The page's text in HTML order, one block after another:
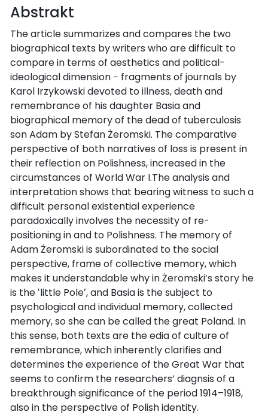
Abstrakt
The article summarizes and compares the two
biographical texts by writers who are difficult to
compare in terms of aesthetics and political-
ideological dimension − fragments of journals by
Karol Irzykowski devoted to illness, death and
remembrance of his daughter Basia and
biographical memory of the dead of tuberculosis
son Adam by Stefan Żeromski. The comparative
perspective of both narratives of loss is present in
their reflection on Polishness, increased in the
circumstances of World War I.The analysis and
interpretation shows that bearing witness to such a
difficult personal existential experience
paradoxically involves the necessity of re-
positioning in and to Polishness. The memory of
Adam Żeromski is subordinated to the social
perspective, frame of collective memory, which
makes it understandable why in Żeromski’s story he
is the ‛little Poleʼ, and Basia is the subject to
psychological and individual memory, collected
memory, so she can be called the great Poland. In
this sense, both texts are the edia of culture of
remembrance, which inherently clarifies and
determines the experience of the Great War that
seems to confirm the researchers’ diagnsis of a
breakthrough significance of the period 1914–1918,
also in the perspective of Polish identity.